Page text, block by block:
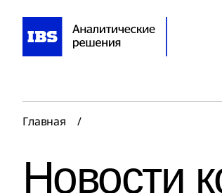
Главная /
Новости